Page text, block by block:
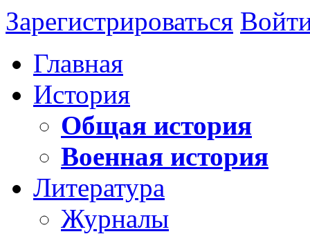
Зарегистрироваться
Главная
История
Общая история
Военная история
Литература
Журналы